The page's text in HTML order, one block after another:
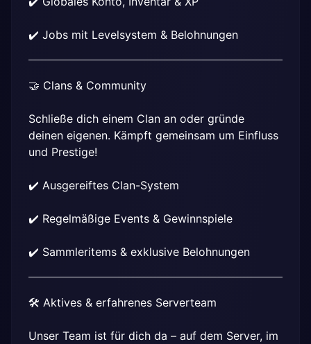
✔️ Jobs mit Levelsystem & Belohnungen
🤝 Clans & Community
Schließe dich einem Clan an oder gründe
deinen eigenen. Kämpft gemeinsam um Einfluss
und Prestige!
✔️ Ausgereiftes Clan-System
✔️ Regelmäßige Events & Gewinnspiele
✔️ Sammleritems & exklusive Belohnungen
🛠️ Aktives & erfahrenes Serverteam
Unser Team ist für dich da – auf dem Server, im